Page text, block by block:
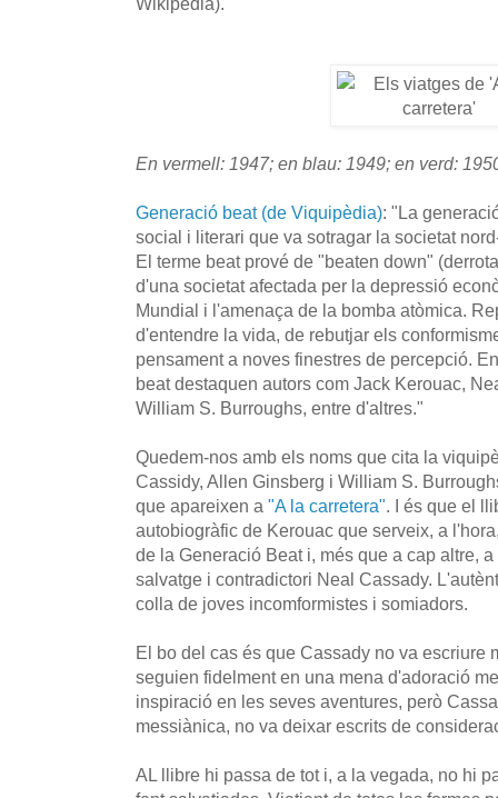
En vermell: 1947; en blau: 1949; en verd:
Generació beat (de Viquipèdia): "La
social i literari que va sotragar la societat
El terme beat prové de "beaten down"
d'una societat afectada per la depressió
Mundial i l'amenaça de la bomba atòmica.
d'entendre la vida, de rebutjar els
pensament a noves finestres de percepció.
beat destaquen autors com Jack Kerouac,
William S. Burroughs, entre d'altres."
Quedem-nos amb els noms que cita la
Cassidy, Allen Ginsberg i William S.
que apareixen a "A la carretera". I és que el
autobiogràfic de Kerouac que serveix, a
de la Generació Beat i, més que a cap altre,
salvatge i contradictori Neal Cassady.
colla de joves incomformistes i somiadors.
El bo del cas és que Cassady no va escriure
seguien fidelment en una mena d'adoració
inspiració en les seves aventures, però
messiànica, no va deixar escrits de
AL llibre hi passa de tot i, a la vegada, no hi